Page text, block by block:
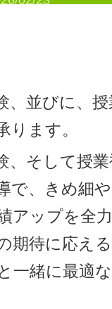
、並びに、
ります。
、そして授
で、きめ細
アップを全
期待に応え
一緒に最適